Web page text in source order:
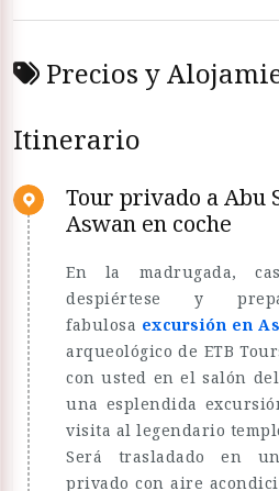
Precios y
Itinerario
Tour privado a Abu
Aswan en coche
En la madrugada,
despiértese y
fabulosa excursión en
arqueológico de ETB
con usted en el salón
una esplendida
visita al legendario
Será trasladado en
privado con aire